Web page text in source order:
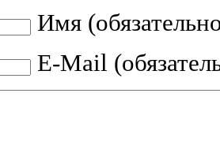
Имя
E-Mail